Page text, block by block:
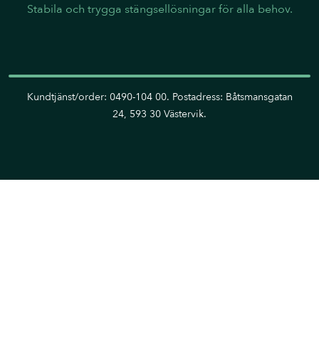
Stabila och trygga stängsellösningar för alla behov.
Kundtjänst/order: 0490-104 00. Postadress: Båtsmansgatan
24, 593 30 Västervik.